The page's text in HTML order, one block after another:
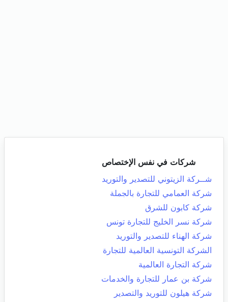
شركات في نفس الإختصاص
شــركة الزيتوني للتصدير والتوريد
شركة العمامي للتجارة بالجملة
شركة كابون للشرق
شركة نسر الخليج للتجارة تونس
شركة الهناء للتصدير والتوريد
الشركة التونسية العالمية للتجارة
شركة التجارة العالمية
شركة بن عمار للتجارة والخدمات
شركة هيلون للتوريد والتصدير